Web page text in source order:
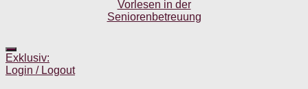
Exklusiv:
Login / Logout